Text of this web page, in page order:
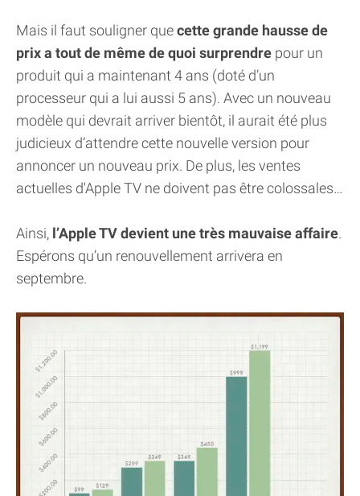
Mais il faut souligner quecette grande hausse de
prix a tout de même de quoi surprendre pour un
produit qui a maintenant 4 ans (doté d’un
processeur qui a lui aussi 5 ans). Avec un nouveau
modèle qui devrait arriver bientôt, il aurait été plus
judicieux d’attendre cette nouvelle version pour
annoncer un nouveau prix. De plus, les ventes
actuelles d'Apple TV ne doivent pas être colossales…
Ainsi, l’Apple TV devient une très mauvaise affaire.
Espérons qu’un renouvellement arrivera en
septembre.